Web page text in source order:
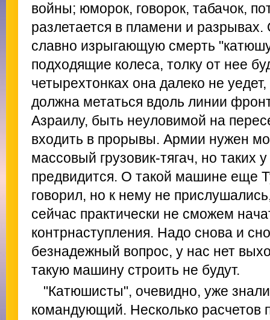
войны; юморок, говорок, табачок,
разлетается в пламени и разрывах.
славно изрыгающую смерть
подходящие колеса, толку от нее
четырехтонках она далеко не
должна метаться вдоль линии
Азраилу, быть неуловимой на
входить в прорывы. Армии нужен
массовый грузовик-тягач, но таких
предвидится. О такой машине еще
говорил, но к нему не
сейчас практически не сможем
контрнаступления. Надо снова и
безнадежный вопрос, у нас нет
такую машину строить не будут.
"Катюшисты", очевидно, уже
командующий. Несколько расчетов